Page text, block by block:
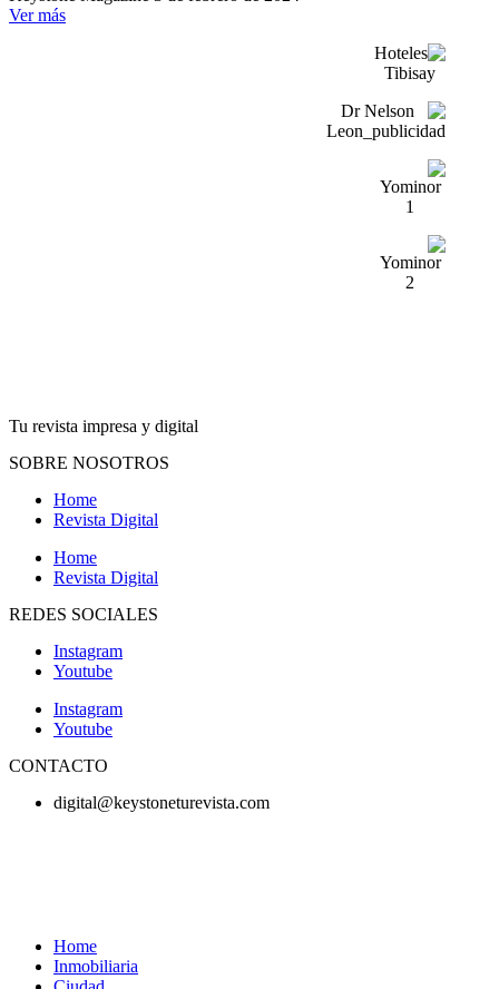
Ver más
Tu revista impresa y digital
SOBRE NOSOTROS
Home
Revista Digital
Home
Revista Digital
REDES SOCIALES
Instagram
Youtube
Instagram
Youtube
CONTACTO
digital@keystoneturevista.com
Home
Inmobiliaria